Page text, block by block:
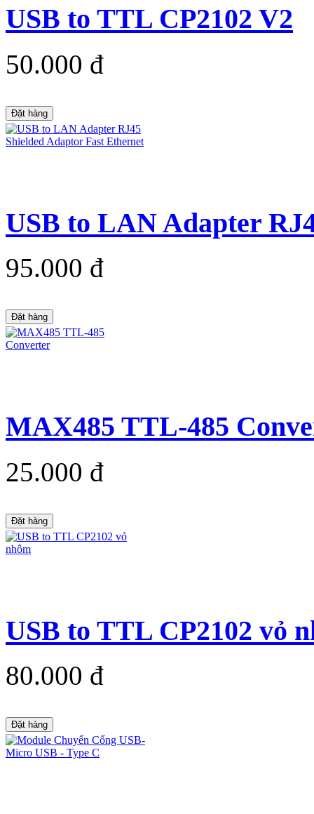
USB to TTL CP2102 V2
50.000 đ
Đặt hàng
USB to LAN Adapter
95.000 đ
Đặt hàng
MAX485 TTL-485
25.000 đ
Đặt hàng
USB to TTL CP2102 vỏ
80.000 đ
Đặt hàng